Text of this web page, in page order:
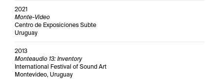
2021
Monte-Video
Centro de Exposiciones Subte
Uruguay
2013
Monteaudio 13: Inventory
International Festival of Sound Art
Montevideo, Uruguay